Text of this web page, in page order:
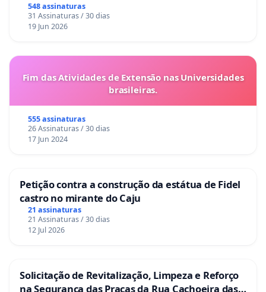
548 assinaturas
31 Assinaturas / 30 dias
19 Jun 2026
Fim das Atividades de Extensão nas Universidades
brasileiras.
555 assinaturas
26 Assinaturas / 30 dias
17 Jun 2024
Petição contra a construção da estátua de Fidel
castro no mirante do Caju
21 assinaturas
21 Assinaturas / 30 dias
12 Jul 2026
Solicitação de Revitalização, Limpeza e Reforço
na Segurança das Praças da Rua Cachoeira das